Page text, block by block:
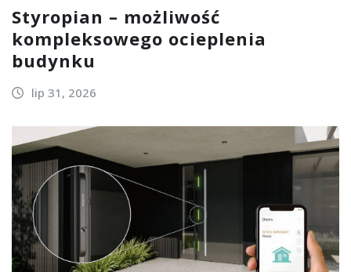
Styropian – możliwość
kompleksowego ocieplenia
budynku
lip 31, 2026